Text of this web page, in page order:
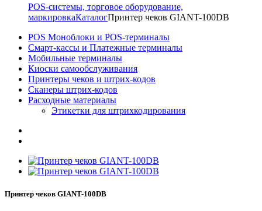
POS-системы, торговое оборудование,
маркировкаКаталогПринтер чеков GIANT-100DB
POS Моноблоки и POS-терминалы
Смарт-кассы и Платежные терминалы
Мобильные терминалы
Киоски самообслуживания
Принтеры чеков и штрих-кодов
Cканеры штрих-кодов
Расходные материалы
Этикетки для штрихкодирования
Принтер чеков GIANT-100DB